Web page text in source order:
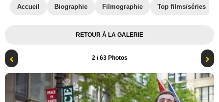
Accueil Biographie Filmographie Top films/séries
RETOUR À LA GALERIE
2/ 63 Photos